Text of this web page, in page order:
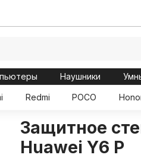
Наушники
Redmi POCO
Защитное
Huawei Y6 P